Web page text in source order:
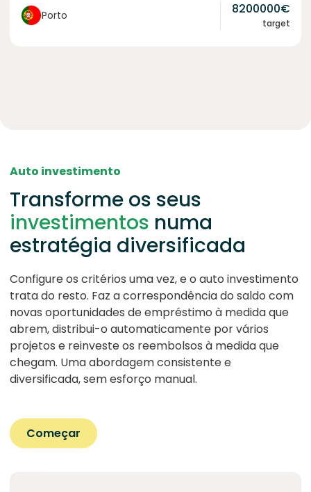
Porto 8200000€
target
Auto investimento
Transforme os seus
investimentos numa
estratégia diversificada
Configure os critérios uma vez, e o auto investimento
trata do resto. Faz a correspondência do saldo com
novas oportunidades de empréstimo à medida que
abrem, distribui-o automaticamente por vários
projetos e reinveste os reembolsos à medida que
chegam. Uma abordagem consistente e
diversificada, sem esforço manual.
Começar